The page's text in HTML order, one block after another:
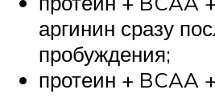
аргинин сразу
пробуждения;
протеин + BCAA